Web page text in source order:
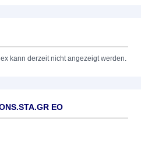
kann derzeit nicht angezeigt werden.
EO